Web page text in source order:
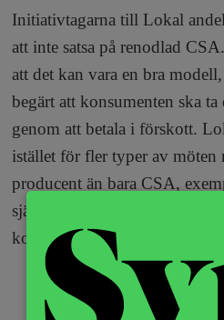
Initiativtagarna till Lokal
att inte satsa på renodlad
att det kan vara en bra
begärt att konsumenten ska
genom att betala i förskott.
istället för fler typer av möten
producent än bara CSA,
självplock eller
konsument och producent